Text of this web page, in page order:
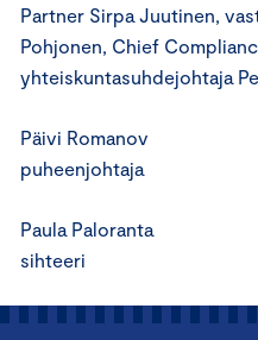
Partner Sirpa Juutinen,
Pohjonen, Chief
yhteiskuntasuhdejohtaja
Päivi Romanov
puheenjohtaja
Paula Paloranta
sihteeri